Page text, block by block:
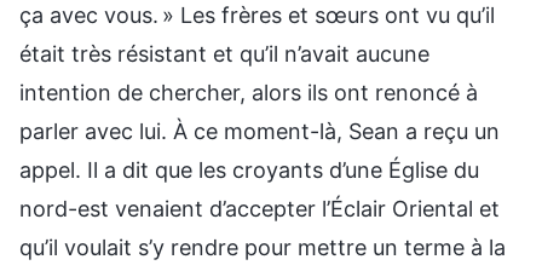
ça avec vous. » Les frères et sœurs ont vu qu’il
était très résistant et qu’il n’avait aucune
intention de chercher, alors ils ont renoncé à
parler avec lui. À ce moment-là, Sean a reçu un
appel. Il a dit que les croyants d’une Église du
nord-est venaient d’accepter l’Éclair Oriental et
qu’il voulait s’y rendre pour mettre un terme à la